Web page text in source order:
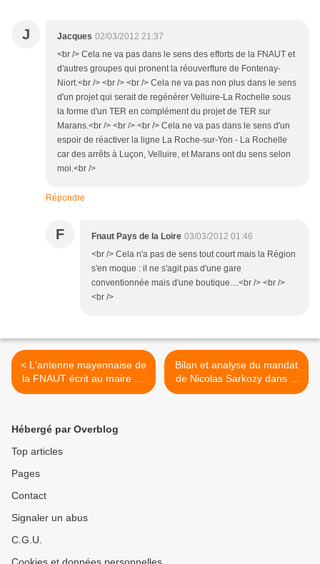
J Jacques 02/03/2012 21:37
<br /> Cela ne va pas dans le sens des efforts de la FNAUT et
d'autres groupes qui pronent la réouverfture de Fontenay-
Niort.<br /> <br /> <br /> Cela ne va pas non plus dans le sens
d'un projet qui serait de regénérer Velluire-La Rochelle sous
la forme d'un TER en complément du projet de TER sur
Marans.<br /> <br /> <br /> Cela ne va pas dans le sens d'un
espoir de réactiver la ligne La Roche-sur-Yon - La Rochelle
car des arrêts à Luçon, Velluire, et Marans ont du sens selon
moi.<br />
Répondre
F Fnaut Pays de la Loire 03/03/2012 01:46
<br /> Cela n'a pas de sens tout court mais la Région
s'en moque : il ne s'agit pas d'une gare
conventionnée mais d'une boutique....<br /> <br />
<br />
< L'antenne mayennaise de
la FNAUT écrit au maire de
Laval au sujet du PEM
Bilan et analyse du mandat
de Nicolas Sarkozy dans le
domaine des transports par
Hébergé par Overblog
Top articles
Pages
Contact
Signaler un abus
C.G.U.